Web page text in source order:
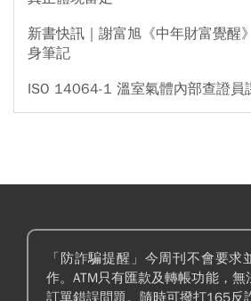
新書快訊｜謝富旭《中年財富覺醒
身筆記
ISO 14064-1 溫室氣體內部查證員
「防詐騙提醒」今周刊不會要求
作。ATM只有匯款及轉帳功能，
訂單錯誤問題。隨時可撥打165反